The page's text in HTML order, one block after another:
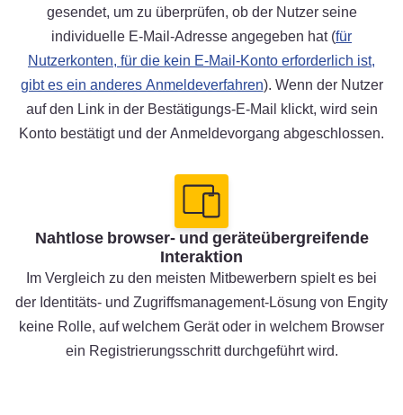
gesendet, um zu überprüfen, ob der Nutzer seine
individuelle E-Mail-Adresse angegeben hat (für
Nutzerkonten, für die kein E-Mail-Konto erforderlich ist,
gibt es ein anderes Anmeldeverfahren). Wenn der Nutzer
auf den Link in der Bestätigungs-E-Mail klickt, wird sein
Konto bestätigt und der Anmeldevorgang abgeschlossen.
Nahtlose browser- und geräteübergreifende
Interaktion
Im Vergleich zu den meisten Mitbewerbern spielt es bei
der Identitäts- und Zugriffsmanagement-Lösung von Engity
keine Rolle, auf welchem Gerät oder in welchem Browser
ein Registrierungsschritt durchgeführt wird.